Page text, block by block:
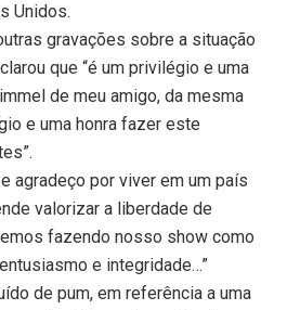
Unidos.
gravações sobre a situação
que “é um privilégio e uma
de meu amigo, da mesma
e uma honra fazer este
agradeço por viver em um país
valorizar a liberdade de
fazendo nosso show como
e integridade…”
de pum, em referência a uma